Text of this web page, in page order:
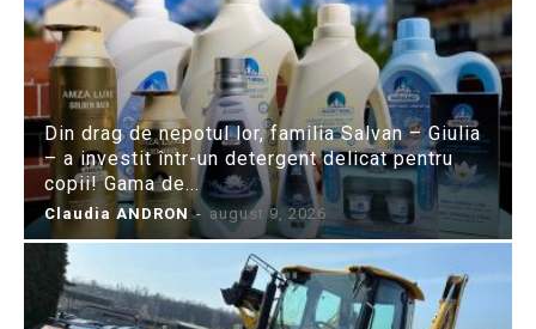
Din drag de nepotul lor, familia Salvan – Giulia
– a investit într-un detergent delicat pentru
copii! Gama de...
Claudia ANDRON - august 9, 2026